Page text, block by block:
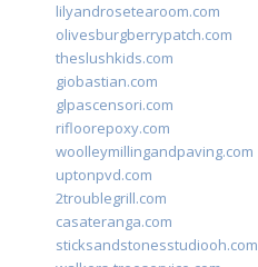
lilyandrosetearoom.com
olivesburgberrypatch.com
theslushkids.com
giobastian.com
glpascensori.com
rifloorepoxy.com
woolleymillingandpaving.com
uptonpvd.com
2troublegrill.com
casateranga.com
sticksandstonesstudiooh.com